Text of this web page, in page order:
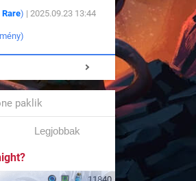
Rare) | 2025.09.23 13:44
paklik
Legjobbak